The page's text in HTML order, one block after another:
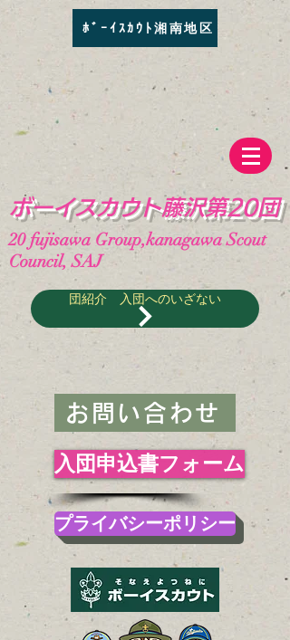
ﾎﾞｰｲｽｶｳﾄ湘南地区
​ボーイスカウト藤沢第20団
20fujisawa Group,kanagawa Scout
Council, SAJ
団紹介 入団へのいざない
お問い合わせ
入団申込書フォーム
プライバシーポリシー